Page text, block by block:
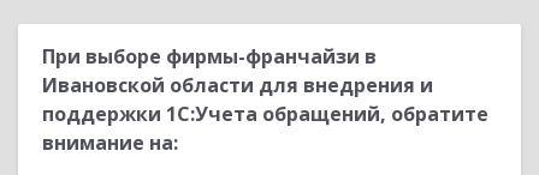
При выборе фирмы-франчайзи в
Ивановской области для внедрения и
поддержки 1С:Учета обращений, обратите
внимание на: